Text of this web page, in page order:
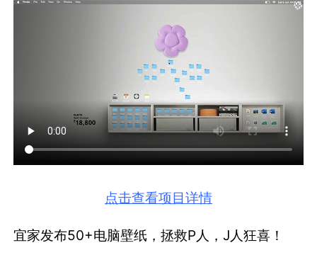
点击查看项目详情
宜家发布50+电脑壁纸，拯救P人，J人狂喜！